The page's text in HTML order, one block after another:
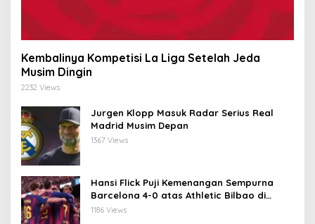
Kembalinya Kompetisi La Liga Setelah Jeda
Musim Dingin
2232 Views
Jurgen Klopp Masuk Radar Serius Real
Madrid Musim Depan
1367 Views
Hansi Flick Puji Kemenangan Sempurna
Barcelona 4-0 atas Athletic Bilbao di
Stadium Baru Camp Nou
1186 Views